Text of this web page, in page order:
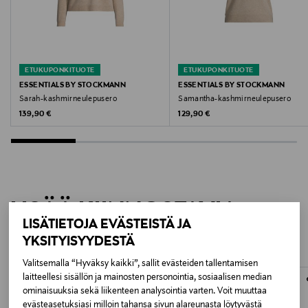
LISÄTIETOJA EVÄSTEISTÄ JA
YKSITYISYYDESTÄ
Valitsemalla “Hyväksy kaikki”, sallit evästeiden tallentamisen
laitteellesi sisällön ja mainosten personointia, sosiaalisen median
ominaisuuksia sekä liikenteen analysointia varten. Voit muuttaa
evästeasetuksiasi milloin tahansa sivun alareunasta löytyvästä
AUBERGINE
Kiina
Valmistajan tuotenumero
2609 SHAYLA_NM
Stockmann, Lindex Group Oyj, Aleksanterinkatu 52 B,
Digitaalinen osoite
ETUKUPONKITUOTE
ESSENTIALS BY STOCKMANN
Sarah-kashmirneulepusero
Original Price
139,90 €
ETUKUPONKITUOTE
ESSENTIALS BY STOCKMANN
Samantha-kashmirneulepusero
Original Price
129,90 €
LISÄÄ KIINNOSTAVIA
TUOTTEITA